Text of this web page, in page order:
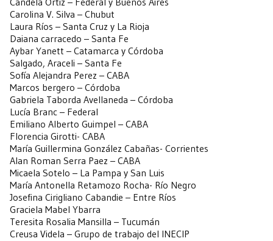
Carolina V. Silva – Chubut
Laura Ríos – Santa Cruz y La Rioja
Daiana carracedo – Santa Fe
Aybar Yanett – Catamarca y Córdoba
Salgado, Araceli – Santa Fe
Sofía Alejandra Perez – CABA
Marcos bergero – Córdoba
Gabriela Taborda Avellaneda – Córdoba
Lucía Branc – Federal
Emiliano Alberto Guimpel – CABA
Florencia Girotti- CABA
María Guillermina González Cabañas- Corrientes
Alan Roman Serra Paez – CABA
Micaela Sotelo – La Pampa y San Luis
María Antonella Retamozo Rocha- Río Negro
Josefina Cirigliano Cabandie – Entre Ríos
Graciela Mabel Ybarra
Teresita Rosalia Mansilla – Tucumán
Creusa Videla – Grupo de trabajo del INECIP